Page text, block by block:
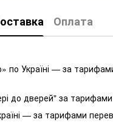
Оплата
по Україні — за
до дверей" за тарифами
— за тарифами